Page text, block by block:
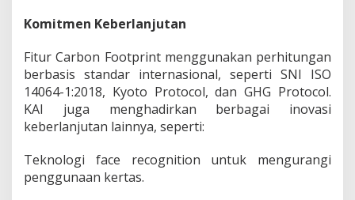
Komitmen Keberlanjutan
Fitur Carbon Footprint menggunakan perhitungan
berbasis standar internasional, seperti SNI ISO
14064-1:2018, Kyoto Protocol, dan GHG Protocol.
KAI juga menghadirkan berbagai inovasi
keberlanjutan lainnya, seperti:
Teknologi face recognition untuk mengurangi
penggunaan kertas.